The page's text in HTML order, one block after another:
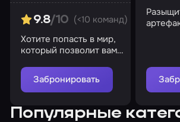
9.8/10 (<10 команд)
Хотите попасть в мир,
который позволит вам
времени?
Забронировать
Популярные